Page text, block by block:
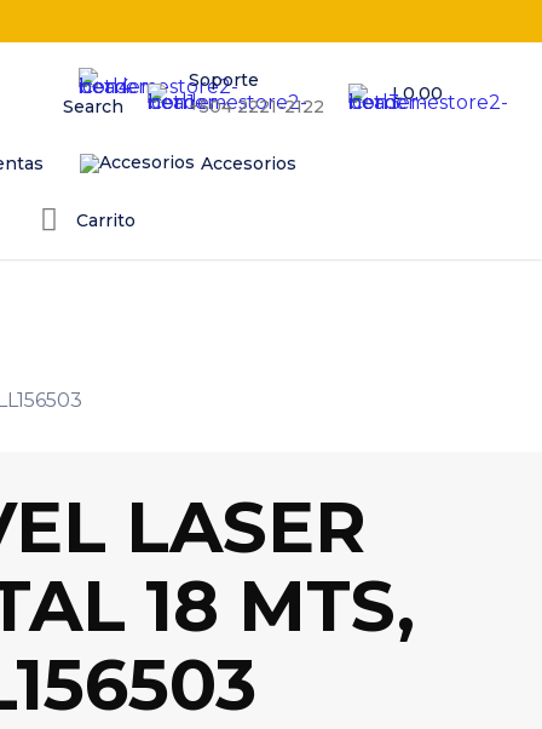
Search
Soporte
+504 2221-2122
L0.00
Accesorios
Carrito
LASER
18 MTS,